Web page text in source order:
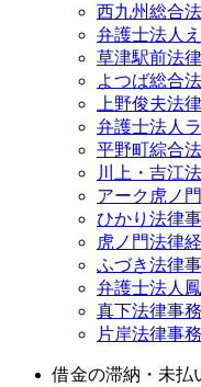
西九州総合
弁護士法人
草津駅前法
よつば総合
上野俊夫法
弁護士法人
平野町綜合
川上・吉江
アーク虎ノ
ひかり法律
虎ノ門法律
ふづき法律
弁護士法人
真下法律事
片岸法律事
借金の滞納・未払